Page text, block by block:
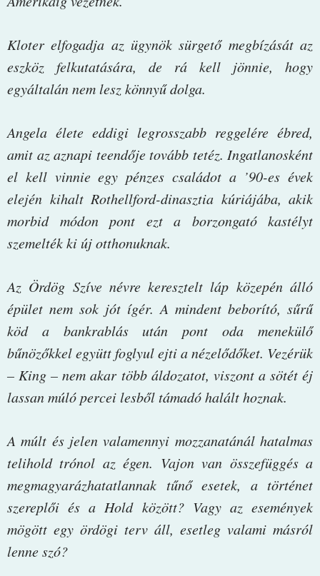
Kloter elfogadja az ügynök sürgető megbízását az
eszköz felkutatására, de rá kell jönnie, hogy
egyáltalán nem lesz könnyű dolga.
Angela élete eddigi legrosszabb reggelére ébred,
amit az aznapi teendője tovább tetéz. Ingatlanosként
el kell vinnie egy pénzes családot a ’90-es évek
elején kihalt Rothellford-dinasztia kúriájába, akik
morbid módon pont ezt a borzongató kastélyt
szemelték ki új otthonuknak.
Az Ördög Szíve névre keresztelt láp közepén álló
épület nem sok jót ígér. A mindent beborító, sűrű
köd a bankrablás után pont oda menekülő
bűnözőkkel együtt foglyul ejti a nézelődőket. Vezérük
– King – nem akar több áldozatot, viszont a sötét éj
lassan múló percei lesből támadó halált hoznak.
A múlt és jelen valamennyi mozzanatánál hatalmas
telihold trónol az égen. Vajon van összefüggés a
megmagyarázhatatlannak tűnő esetek, a történet
szereplői és a Hold között? Vagy az események
mögött egy ördögi terv áll, esetleg valami másról
lenne szó?